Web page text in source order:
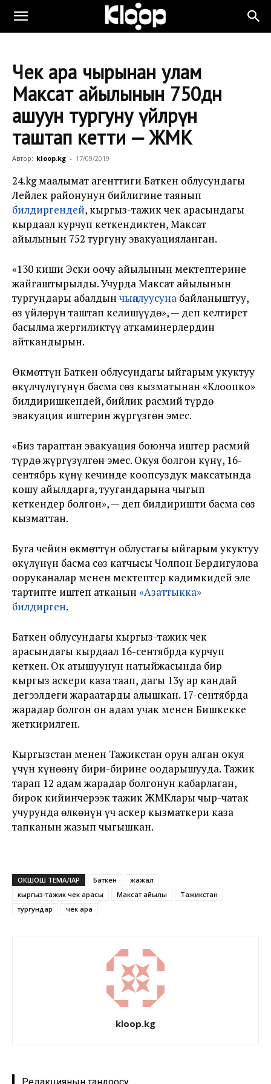
Чек ара чырынан улам
Максат айылынын 750дөн
ашуун тургуну үйлөрүн
таштап кетти — ЖМК
Автор: kloop.kg - 17/09/2019
24.kg маалымат агенттиги Баткен облусундагы
Лейлек районунун бийлигине таянып
билдиргендей, кыргыз-тажик чек арасындагы
кырдаал курчуп кеткендиктен, Максат
айылынын 752 тургуну эвакуацияланган.
«130 киши Эски оочу айылынын мектептерине
жайгаштырылды. Учурда Максат айылынын
тургундары абалдын чыңалуусуна байланыштуу,
өз үйлөрүн таштап келишүүдө», — деп келтирет
басылма жергиликтүү аткаминерлердин
айткандырын.
Өкмөттүн Баткен облусундагы ыйгарым укуктуу
өкүлчүлүгүнүн басма сөз кызматынан «Клоопко»
билдиришкендей, бийлик расмий түрдө
эвакуация иштерин жүргүзгөн эмес.
«Биз тараптан эвакуация боюнча иштер расмий
түрдө жүргүзүлгөн эмес. Окуя болгон күнү, 16-
сентябрь күнү кечинде коопсуздук максатында
коңшу айылдарга, туугандарына чыгып
кеткендер болгон», — деп билдиришти басма сөз
кызматтан.
Буга чейин өкмөттүн облустагы ыйгарым укуктуу
өкүлүнүн басма сөз катчысы Чолпон Бердигулова
ооруканалар менен мектептер кадимкидей эле
тартипте иштеп атканын «Азаттыкка»
билдирген.
Баткен облусундагы кыргыз-тажик чек
арасындагы кырдаал 16-сентябрда курчуп
кеткен. Ок атышуунун натыйжасында бир
кыргыз аскери каза таап, дагы 13ү ар кандай
деңгээлдеги жараатарды алышкан. 17-сентябрда
жарадар болгон он адам учак менен Бишкекке
жеткирилген.
Кыргызстан менен Тажикстан орун алган окуя
үчүн күнөөнү бири-бирине оодарышууда. Тажик
тарап 12 адам жарадар болгонун кабарлаган,
бирок кийинчерээк тажик ЖМКлары чыр-чатак
учурунда өлкөнүн үч аскер кызматкери каза
тапканын жазып чыгышкан.
ОКШОШ ТЕМАЛАР Баткен
жаңжал
кыргыз-тажик чек арасы
Максат айылы
Тажикстан
тургундар
чек ара
kloop.kg